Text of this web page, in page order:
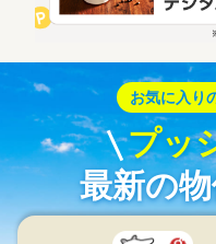
お気に入り
プッ
最新の